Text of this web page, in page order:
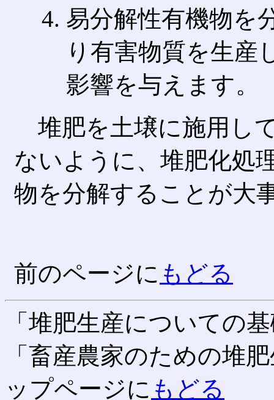
易分解性有機物を
り有害物質を生産
影響を与えます。
堆肥を土壌に施用し
ないように、堆肥化処
物を分解することが大
前のページに もどる
「堆肥生産についての
「畜産農家のための堆
ップページに もどる